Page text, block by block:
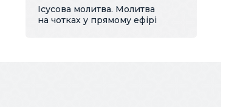
Ісусова молитва. Молитва
на чотках у прямому ефірі